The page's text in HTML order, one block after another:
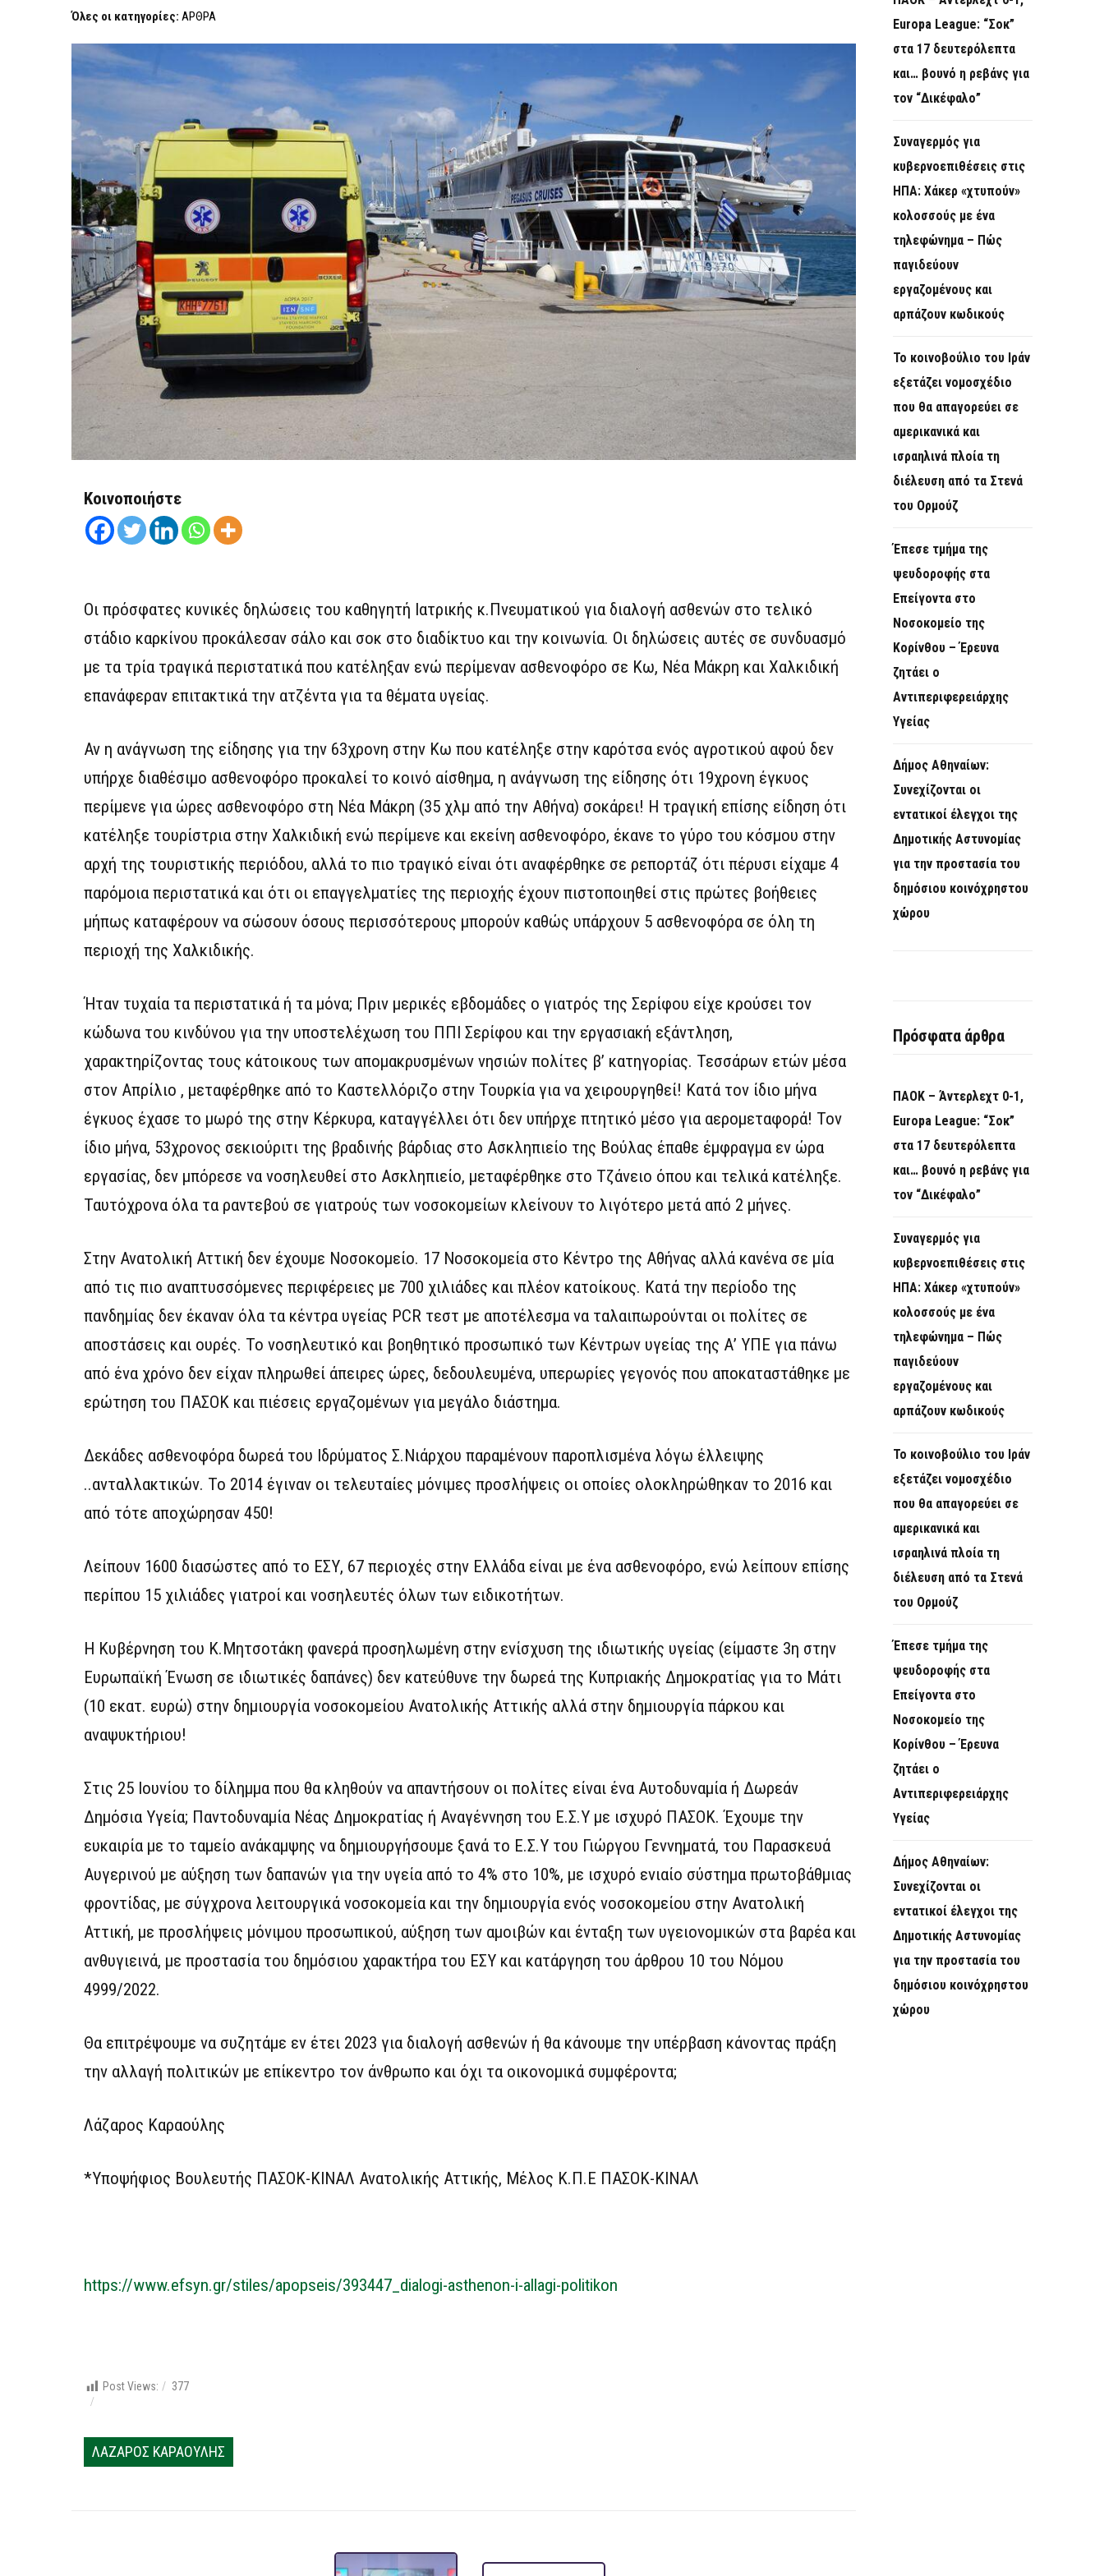
Όλες οι κατηγορίες: ΑΡΘΡΑ
Κοινοποιήστε
Οι πρόσφατες κυνικές δηλώσεις του καθηγητή Ιατρικής κ.Πνευματικού για διαλογή ασθενών στο τελικό
στάδιο καρκίνου προκάλεσαν σάλο και σοκ στο διαδίκτυο και την κοινωνία. Οι δηλώσεις αυτές σε συνδυασμό
με τα τρία τραγικά περιστατικά που κατέληξαν ενώ περίμεναν ασθενοφόρο σε Κω, Νέα Μάκρη και Χαλκιδική
επανάφεραν επιτακτικά την ατζέντα για τα θέματα υγείας.
Αν η ανάγνωση της είδησης για την 63χρονη στην Κω που κατέληξε στην καρότσα ενός αγροτικού αφού δεν
υπήρχε διαθέσιμο ασθενοφόρο προκαλεί το κοινό αίσθημα, η ανάγνωση της είδησης ότι 19χρονη έγκυος
περίμενε για ώρες ασθενοφόρο στη Νέα Μάκρη (35 χλμ από την Αθήνα) σοκάρει! Η τραγική επίσης είδηση ότι
κατέληξε τουρίστρια στην Χαλκιδική ενώ περίμενε και εκείνη ασθενοφόρο, έκανε το γύρο του κόσμου στην
αρχή της τουριστικής περιόδου, αλλά το πιο τραγικό είναι ότι αναφέρθηκε σε ρεπορτάζ ότι πέρυσι είχαμε 4
παρόμοια περιστατικά και ότι οι επαγγελματίες της περιοχής έχουν πιστοποιηθεί στις πρώτες βοήθειες
μήπως καταφέρουν να σώσουν όσους περισσότερους μπορούν καθώς υπάρχουν 5 ασθενοφόρα σε όλη τη
περιοχή της Χαλκιδικής.
Ήταν τυχαία τα περιστατικά ή τα μόνα; Πριν μερικές εβδομάδες ο γιατρός της Σερίφου είχε κρούσει τον
κώδωνα του κινδύνου για την υποστελέχωση του ΠΠΙ Σερίφου και την εργασιακή εξάντληση,
χαρακτηρίζοντας τους κάτοικους των απομακρυσμένων νησιών πολίτες β’ κατηγορίας. Τεσσάρων ετών μέσα
στον Απρίλιο , μεταφέρθηκε από το Καστελλόριζο στην Τουρκία για να χειρουργηθεί! Κατά τον ίδιο μήνα
έγκυος έχασε το μωρό της στην Κέρκυρα, καταγγέλλει ότι δεν υπήρχε πτητικό μέσο για αερομεταφορά! Τον
ίδιο μήνα, 53χρονος σεκιούριτι της βραδινής βάρδιας στο Ασκληπιείο της Βούλας έπαθε έμφραγμα εν ώρα
εργασίας, δεν μπόρεσε να νοσηλευθεί στο Ασκληπιείο, μεταφέρθηκε στο Τζάνειο όπου και τελικά κατέληξε.
Ταυτόχρονα όλα τα ραντεβού σε γιατρούς των νοσοκομείων κλείνουν το λιγότερο μετά από 2 μήνες.
Στην Ανατολική Αττική δεν έχουμε Νοσοκομείο. 17 Νοσοκομεία στο Κέντρο της Αθήνας αλλά κανένα σε μία
από τις πιο αναπτυσσόμενες περιφέρειες με 700 χιλιάδες και πλέον κατοίκους. Κατά την περίοδο της
πανδημίας δεν έκαναν όλα τα κέντρα υγείας PCR τεστ με αποτέλεσμα να ταλαιπωρούνται οι πολίτες σε
αποστάσεις και ουρές. Το νοσηλευτικό και βοηθητικό προσωπικό των Κέντρων υγείας της Α’ ΥΠΕ για πάνω
από ένα χρόνο δεν είχαν πληρωθεί άπειρες ώρες, δεδουλευμένα, υπερωρίες γεγονός που αποκαταστάθηκε με
ερώτηση του ΠΑΣΟΚ και πιέσεις εργαζομένων για μεγάλο διάστημα.
Δεκάδες ασθενοφόρα δωρεά του Ιδρύματος Σ.Νιάρχου παραμένουν παροπλισμένα λόγω έλλειψης
..ανταλλακτικών. Το 2014 έγιναν οι τελευταίες μόνιμες προσλήψεις οι οποίες ολοκληρώθηκαν το 2016 και
από τότε αποχώρησαν 450!
Λείπουν 1600 διασώστες από το ΕΣΥ, 67 περιοχές στην Ελλάδα είναι με ένα ασθενοφόρο, ενώ λείπουν επίσης
περίπου 15 χιλιάδες γιατροί και νοσηλευτές όλων των ειδικοτήτων.
Η Κυβέρνηση του Κ.Μητσοτάκη φανερά προσηλωμένη στην ενίσχυση της ιδιωτικής υγείας (είμαστε 3η στην
Ευρωπαϊκή Ένωση σε ιδιωτικές δαπάνες) δεν κατεύθυνε την δωρεά της Κυπριακής Δημοκρατίας για το Μάτι
(10 εκατ. ευρώ) στην δημιουργία νοσοκομείου Ανατολικής Αττικής αλλά στην δημιουργία πάρκου και
αναψυκτήριου!
Στις 25 Ιουνίου το δίλημμα που θα κληθούν να απαντήσουν οι πολίτες είναι ένα Αυτοδυναμία ή Δωρεάν
Δημόσια Υγεία; Παντοδυναμία Νέας Δημοκρατίας ή Αναγέννηση του Ε.Σ.Υ με ισχυρό ΠΑΣΟΚ. Έχουμε την
ευκαιρία με το ταμείο ανάκαμψης να δημιουργήσουμε ξανά το Ε.Σ.Υ του Γιώργου Γεννηματά, του Παρασκευά
Αυγερινού με αύξηση των δαπανών για την υγεία από το 4% στο 10%, με ισχυρό ενιαίο σύστημα πρωτοβάθμιας
φροντίδας, με σύγχρονα λειτουργικά νοσοκομεία και την δημιουργία ενός νοσοκομείου στην Ανατολική
Αττική, με προσλήψεις μόνιμου προσωπικού, αύξηση των αμοιβών και ένταξη των υγειονομικών στα βαρέα και
ανθυγιεινά, με προστασία του δημόσιου χαρακτήρα του ΕΣΥ και κατάργηση του άρθρου 10 του Νόμου
4999/2022.
Θα επιτρέψουμε να συζητάμε εν έτει 2023 για διαλογή ασθενών ή θα κάνουμε την υπέρβαση κάνοντας πράξη
την αλλαγή πολιτικών με επίκεντρο τον άνθρωπο και όχι τα οικονομικά συμφέροντα;
Λάζαρος Καραούλης
*Υποψήφιος Βουλευτής ΠΑΣΟΚ-ΚΙΝΑΛ Ανατολικής Αττικής, Μέλος Κ.Π.Ε ΠΑΣΟΚ-ΚΙΝΑΛ
https://www.efsyn.gr/stiles/apopseis/393447_dialogi-asthenon-i-allagi-politikon
Post Views: 377
ΛΑΖΑΡΟΣ ΚΑΡΑΟΥΛΗΣ
Europa League: “Σοκ”
στα 17 δευτερόλεπτα
και… βουνό η ρεβάνς για
τον “Δικέφαλο”
Συναγερμός για
κυβερνοεπιθέσεις στις
ΗΠΑ: Χάκερ «χτυπούν»
κολοσσούς με ένα
τηλεφώνημα – Πώς
παγιδεύουν
εργαζομένους και
αρπάζουν κωδικούς
Το κοινοβούλιο του Ιράν
εξετάζει νομοσχέδιο
που θα απαγορεύει σε
αμερικανικά και
ισραηλινά πλοία τη
διέλευση από τα Στενά
του Ορμούζ
Έπεσε τμήμα της
ψευδοροφής στα
Επείγοντα στο
Νοσοκομείο της
Κορίνθου – Έρευνα
ζητάει ο
Αντιπεριφερειάρχης
Υγείας
Δήμος Αθηναίων:
Συνεχίζονται οι
εντατικοί έλεγχοι της
Δημοτικής Αστυνομίας
για την προστασία του
δημόσιου κοινόχρηστου
χώρου
Πρόσφατα άρθρα
ΠΑΟΚ – Άντερλεχτ 0-1,
Europa League: “Σοκ”
στα 17 δευτερόλεπτα
και… βουνό η ρεβάνς για
τον “Δικέφαλο”
Συναγερμός για
κυβερνοεπιθέσεις στις
ΗΠΑ: Χάκερ «χτυπούν»
κολοσσούς με ένα
τηλεφώνημα – Πώς
παγιδεύουν
εργαζομένους και
αρπάζουν κωδικούς
Το κοινοβούλιο του Ιράν
εξετάζει νομοσχέδιο
που θα απαγορεύει σε
αμερικανικά και
ισραηλινά πλοία τη
διέλευση από τα Στενά
του Ορμούζ
Έπεσε τμήμα της
ψευδοροφής στα
Επείγοντα στο
Νοσοκομείο της
Κορίνθου – Έρευνα
ζητάει ο
Αντιπεριφερειάρχης
Υγείας
Δήμος Αθηναίων:
Συνεχίζονται οι
εντατικοί έλεγχοι της
Δημοτικής Αστυνομίας
για την προστασία του
δημόσιου κοινόχρηστου
χώρου